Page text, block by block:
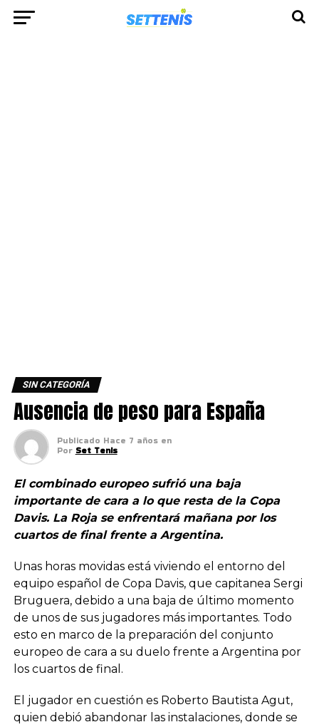
SIN CATEGORÍA
Ausencia de peso para España
Publicado Hace 7 años en
Por Set Tenis
El combinado europeo sufrió una baja
importante de cara a lo que resta de la Copa
Davis. La Roja se enfrentará mañana por los
cuartos de final frente a Argentina.
Unas horas movidas está viviendo el entorno del
equipo español de Copa Davis, que capitanea Sergi
Bruguera, debido a una baja de último momento
de unos de sus jugadores más importantes. Todo
esto en marco de la preparación del conjunto
europeo de cara a su duelo frente a Argentina por
los cuartos de final.
El jugador en cuestión es Roberto Bautista Agut,
quien debió abandonar las instalaciones, donde se